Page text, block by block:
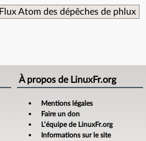
Flux Atom des dépêches de phlux
À propos de LinuxFr.org
Mentions légales
Faire un don
L’équipe de LinuxFr.org
Informations sur le site